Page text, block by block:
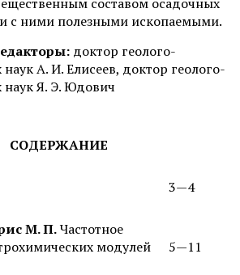
с ними полезными ископаемыми.
доктор геолого-
А. И. Елисеев, доктор геолого-
наук Я. Э. Юдович
СОДЕРЖАНИЕ
3—4
М. П.Частотное
модулей 5—11